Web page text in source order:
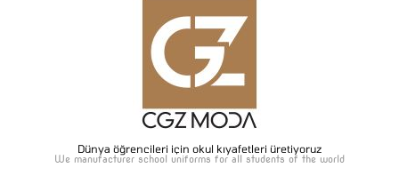
Dünya öğrencileri için okul kıyafetleri üretiyoruz
We manufacturer school uniforms for all students of the world